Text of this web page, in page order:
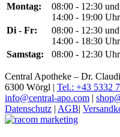
Montag:
08:00 - 12:30 und
14:00 - 19:00 Uhr
Di - Fr:
08:00 - 12:30 und
14:00 - 18:30 Uhr
Samstag:
08:00 - 12:30 Uhr
Central Apotheke – Dr.
6300 Wörgl | Tel.: +43 5332
info@central-apo.com
Datenschutz AGB